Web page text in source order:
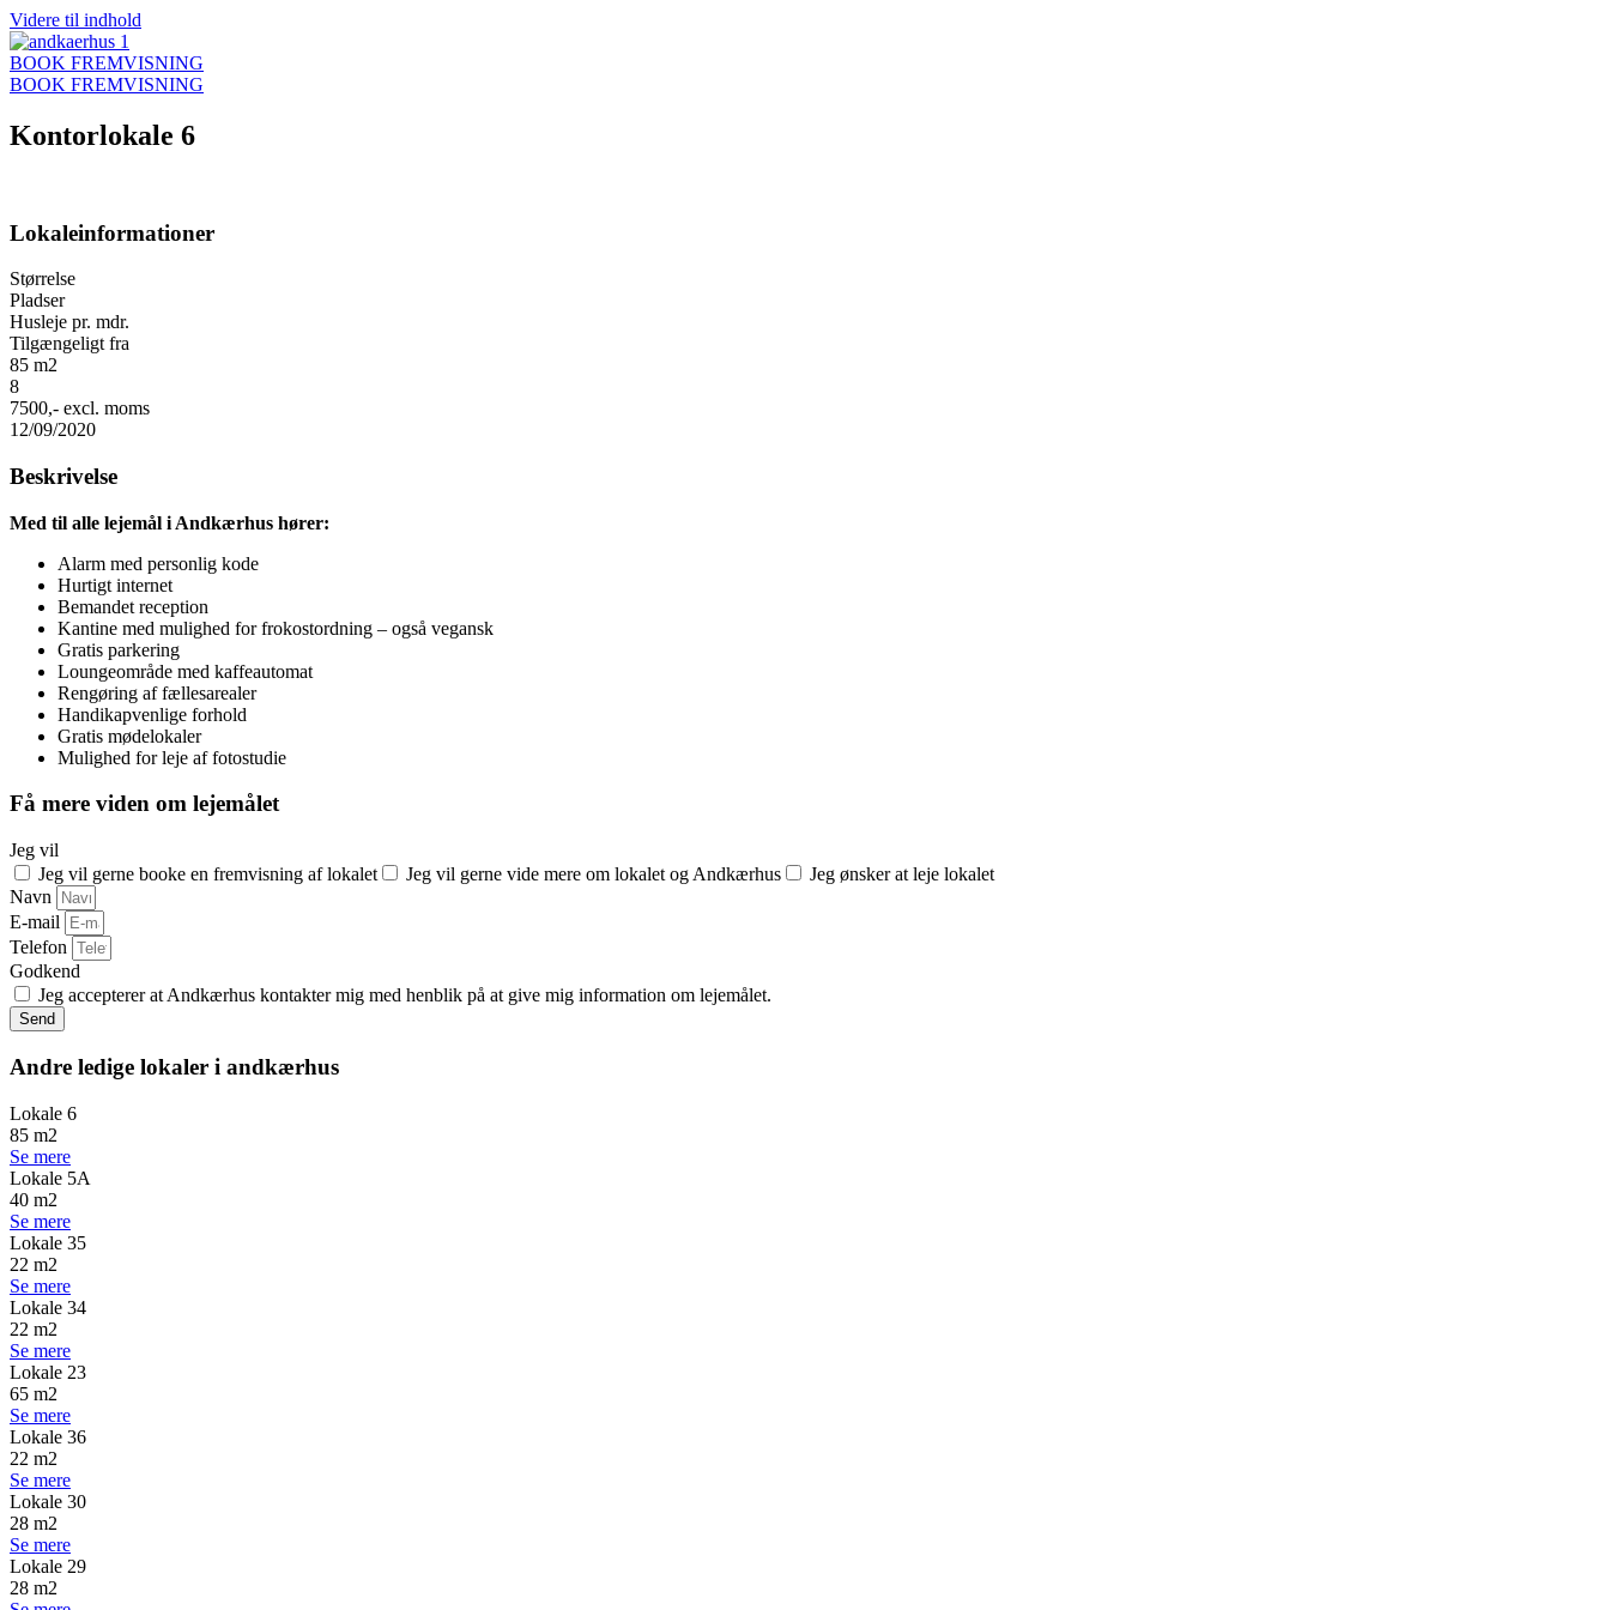
Videre til indhold
BOOK FREMVISNING
BOOK FREMVISNING
Kontorlokale 6
Lokaleinformationer
Størrelse
Pladser
Husleje pr. mdr.
Tilgængeligt fra
85 m2
8
7500,- excl. moms
12/09/2020
Beskrivelse
Med til alle lejemål i Andkærhus hører:
Alarm med personlig kode
Hurtigt internet
Bemandet reception
Kantine med mulighed for frokostordning – også vegansk
Gratis parkering
Loungeområde med kaffeautomat
Rengøring af fællesarealer
Handikapvenlige forhold
Gratis mødelokaler
Mulighed for leje af fotostudie
Få mere viden om lejemålet
Jeg vil
Jeg vil gerne booke en fremvisning af lokalet
Jeg vil gerne vide mere om lokalet og Andkærhus
Jeg ønsker at leje lokalet
Navn
E-mail
Telefon
Godkend
Jeg accepterer at Andkærhus kontakter mig med henblik på at give mig information om lejemålet.
Send
Andre ledige lokaler i andkærhus
Lokale 6
85 m2
Se mere
Lokale 5A
40 m2
Se mere
Lokale 35
22 m2
Se mere
Lokale 34
22 m2
Se mere
Lokale 23
65 m2
Se mere
Lokale 36
22 m2
Se mere
Lokale 30
28 m2
Se mere
Lokale 29
28 m2